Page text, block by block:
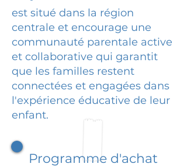
est situé dans la région
centrale et encourage une
communauté parentale active
et collaborative qui garantit
que les familles restent
connectées et engagées dans
l'expérience éducative de leur
enfant.
Programme d'achat